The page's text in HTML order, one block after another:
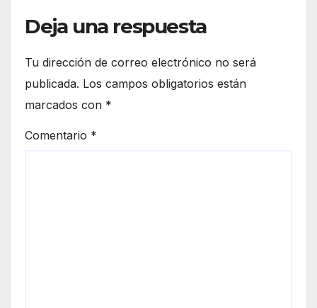
Deja una respuesta
Tu dirección de correo electrónico no será
publicada. Los campos obligatorios están
marcados con *
Comentario *